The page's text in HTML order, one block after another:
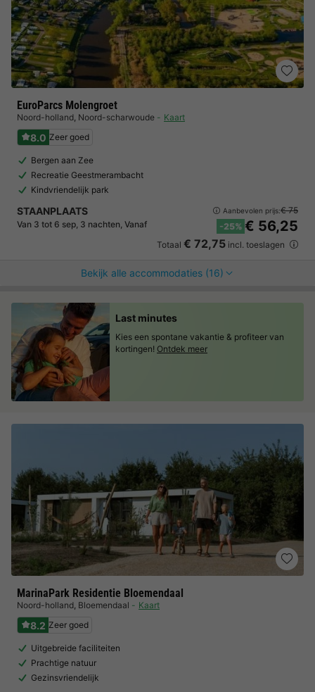
EuroParcs Molengroet
Noord-holland, Noord-scharwoude Kaart
8.0 Zeer goed
Bergen aan Zee
Recreatie Geestmerambacht
Kindvriendelijk park
STAANPLAATS
Van 3 tot 6 sep, 3 nachten, Vanaf
Aanbevolen prijs:€ 75
-25% € 56,25
Totaal € 72,75 incl. toeslagen
Bekijk alle accommodaties (16)
MarinaPark Residentie Bloemendaal
Noord-holland, Bloemendaal Kaart
8.2 Zeer goed
Uitgebreide faciliteiten
Prachtige natuur
Gezinsvriendelijk
Last minutes
Kies een spontane vakantie & profiteer van
kortingen! Ontdek meer